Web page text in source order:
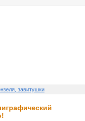
завитушки